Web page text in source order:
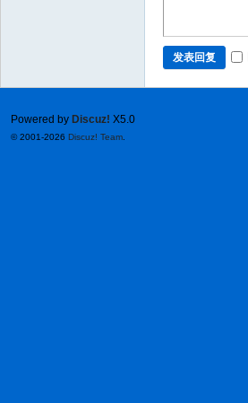
发表回复
Powered by Discuz! X5.0
© 2001-2026 Discuz! Team